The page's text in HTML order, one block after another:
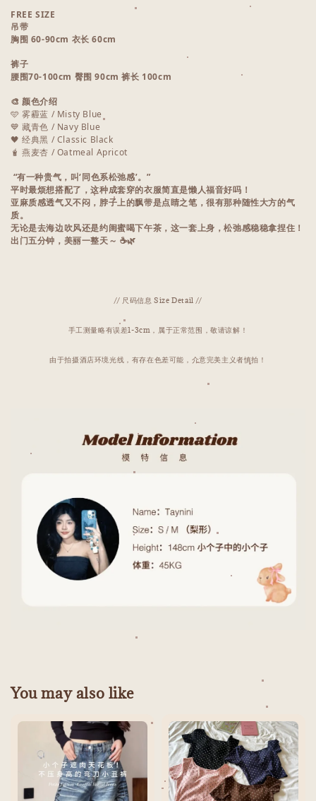
FREE SIZE
吊带
胸围 60-90cm 衣长 60cm
裤子
腰围70-100cm 臀围 90cm 裤长 100cm
🎨 颜色介绍
🩵 雾霾蓝 / Misty Blue
💙 藏青色 / Navy Blue
🖤 经典黑 / Classic Black
🧋 燕麦杏 / Oatmeal Apricot
“有一种贵气，叫‘同色系松弛感’。”
平时最烦想搭配了，这种成套穿的衣服简直是懒人福音好吗！
亚麻质感透气又不闷，脖子上的飘带是点睛之笔，很有那种随性大方的气
质。
无论是去海边吹风还是约闺蜜喝下午茶，这一套上身，松弛感稳稳拿捏住！
出门五分钟，美丽一整天～ ☕️🌿
// 尺码信息 Size Detail //
手工测量略有误差1-3cm，属于正常范围，敬请谅解！
由于拍摄酒店环境光线，有存在色差可能，介意完美主义者慎拍！
You may also like